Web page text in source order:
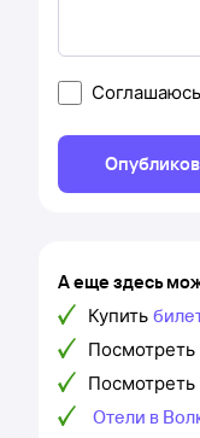
А еще здесь
Купить
Посмотреть
Посмотреть
Отели в